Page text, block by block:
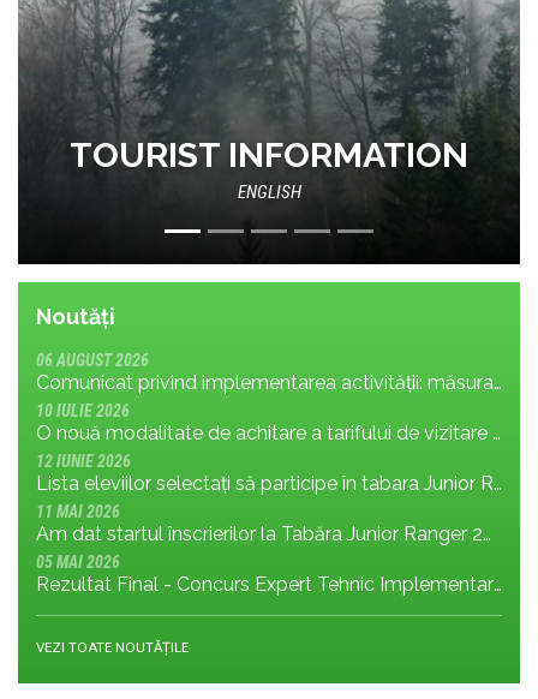
Bilet de vizitare Parcul
Național Retezat
Noutăți
06 AUGUST 2026
Comunicat privind implementarea activității: măsura MR.8.1.4 din planul de management; cu privire la tronsonul de drum cuprins între Baraj Gura Apelor și Cabana Rotunda
10 IULIE 2026
O nouă modalitate de achitare a tarifului de vizitare în Parcul Național Retezat
12 IUNIE 2026
Lista eleviilor selectați să participe în tabara Junior Ranger 2026
11 MAI 2026
Am dat startul înscrierilor la Tabăra Junior Ranger 2026 – Oameni conectați prin natură – tineri și comunități pentru viitorul Parcului Național Retezat
05 MAI 2026
Rezultat Final - Concurs Expert Tehnic Implementare 3 05.05.2026
VEZI TOATE NOUTĂȚILE